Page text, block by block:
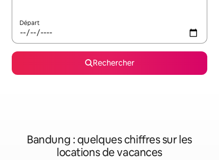
Départ
Rechercher
Bandung : quelques chiffres sur les
locations de vacances